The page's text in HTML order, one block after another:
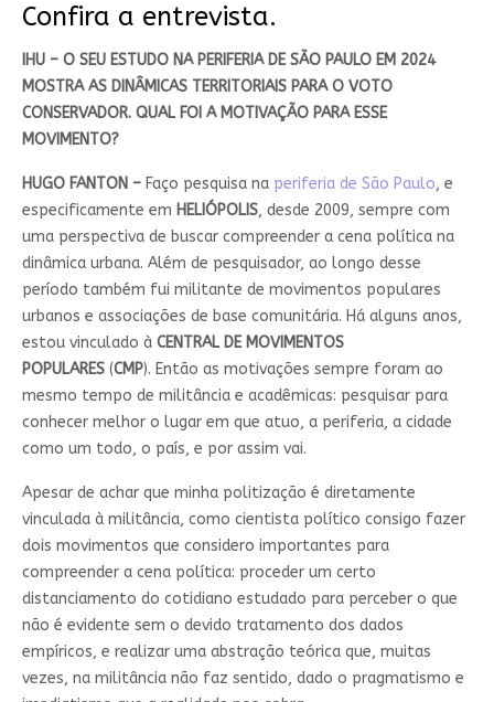
Confira a entrevista.
IHU – O SEU ESTUDO NA PERIFERIA DE SÃO PAULO EM 2024
MOSTRA AS DINÂMICAS TERRITORIAIS PARA O VOTO
CONSERVADOR. QUAL FOI A MOTIVAÇÃO PARA ESSE
MOVIMENTO?
HUGO FANTON –Faço pesquisa na periferia de São Paulo, e
especificamente em HELIÓPOLIS, desde 2009, sempre com
uma perspectiva de buscar compreender a cena política na
dinâmica urbana. Além de pesquisador, ao longo desse
período também fui militante de movimentos populares
urbanos e associações de base comunitária. Há alguns anos,
estou vinculado à CENTRAL DE MOVIMENTOS
POPULARES(CMP). Então as motivações sempre foram ao
mesmo tempo de militância e acadêmicas: pesquisar para
conhecer melhor o lugar em que atuo, a periferia, a cidade
como um todo, o país, e por assim vai.
Apesar de achar que minha politização é diretamente
vinculada à militância, como cientista político consigo fazer
dois movimentos que considero importantes para
compreender a cena política: proceder um certo
distanciamento do cotidiano estudado para perceber o que
não é evidente sem o devido tratamento dos dados
empíricos, e realizar uma abstração teórica que, muitas
vezes, na militância não faz sentido, dado o pragmatismo e